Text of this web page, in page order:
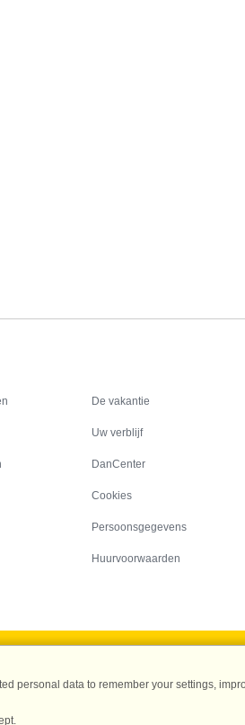
De vakantie
Uw verblijf
DanCenter
Cookies
Persoonsgegevens
Huurvoorwaarden
13 00 00 - Fax.: +45 70 13 70 70 - CVR:
- IBAN: DK35 3000 4073 0424 53 - BIC/Swift
personal data to remember your settings,